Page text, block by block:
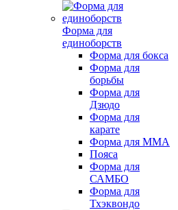
Форма для
единоборств
Форма для бокса
Форма для
борьбы
Форма для
Дзюдо
Форма для
карате
Форма для MMA
Пояса
Форма для
САМБО
Форма для
Тхэквондо